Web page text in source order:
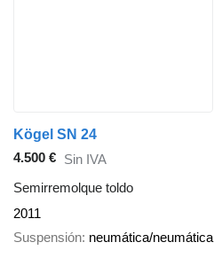
Kögel SN 24
4.500 € Sin IVA
Semirremolque toldo
2011
Suspensión neumática/neumática